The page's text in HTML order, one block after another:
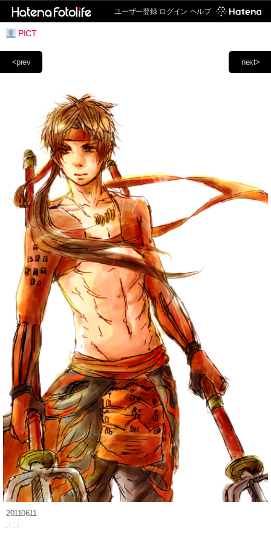
ユーザー登録 ログイン ヘルプ
PICT
next>
<prev
20110611